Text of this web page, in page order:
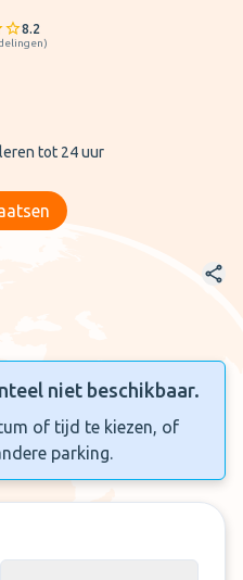
8.2
)
tot 24 uur
niet beschikbaar.
of tijd te kiezen, of
parking.